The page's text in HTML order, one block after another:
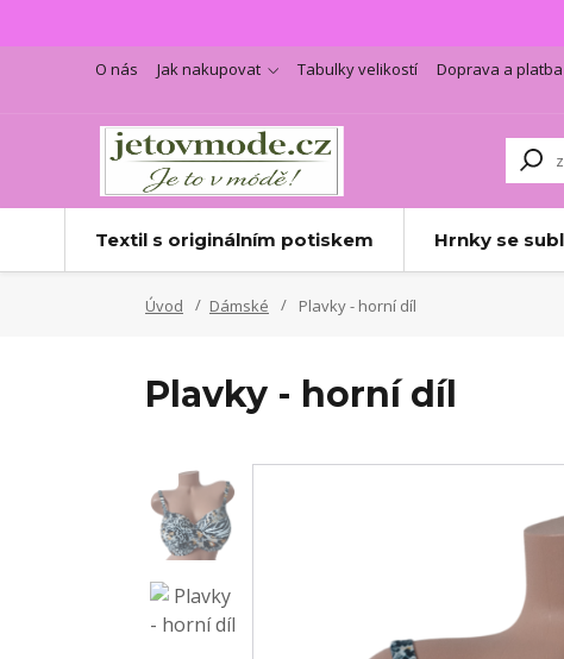
O nás Jak nakupovat Tabulky velikostí Doprava a platba
Textil s originálním potiskem Hrnky se
Úvod Dámské Plavky - horní díl
Plavky - horní díl